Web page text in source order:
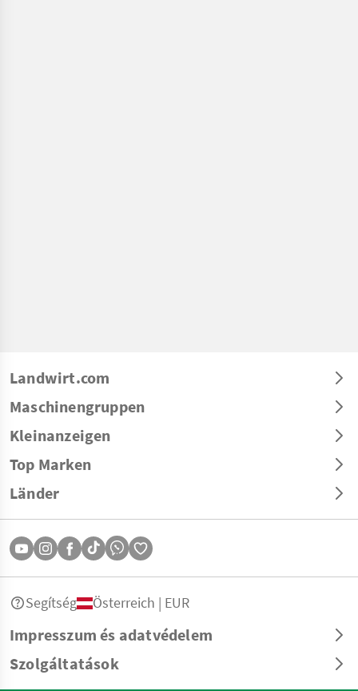
Landwirt.com
Maschinengruppen
Kleinanzeigen
Top Marken
Länder
Impresszum és adatvédelem
Szolgáltatások
Segítség Österreich | EUR